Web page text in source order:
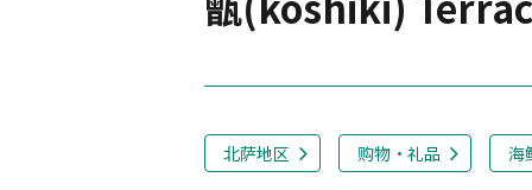
北萨地区 购物・礼品 海